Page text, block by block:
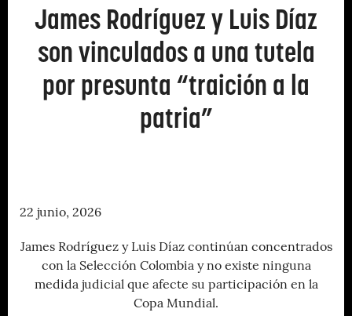
James Rodríguez y Luis Díaz
son vinculados a una tutela
por presunta “traición a la
patria”
22 junio, 2026
James Rodríguez y Luis Díaz continúan concentrados
con la Selección Colombia y no existe ninguna
medida judicial que afecte su participación en la
Copa Mundial.